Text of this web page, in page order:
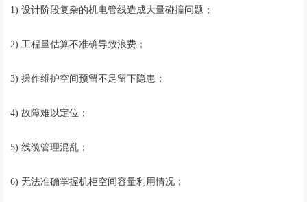
1) 设计阶段复杂的机电管线造成大量碰撞问题；
2) 工程量估算不准确导致浪费；
3) 操作维护空间预留不足留下隐患；
4) 故障难以定位；
5) 线缆管理混乱；
6) 无法准确掌握机柜空间容量利用情况；